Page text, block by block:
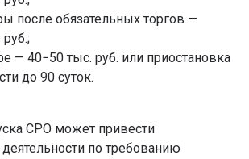
после обязательных торгов —
— 40−50 тыс. руб. или приостановка
до 90 суток.
СРО может привести
по требованию